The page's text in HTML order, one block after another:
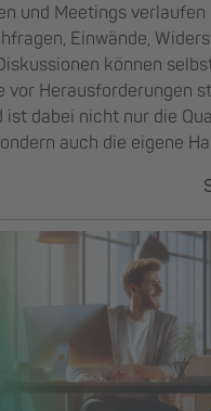
und Meetings verlaufen
Einwände,
können
vor Herausforderungen
ist dabei nicht nur die
auch die eigene